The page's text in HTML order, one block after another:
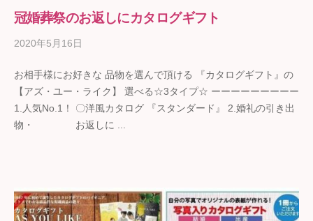
冠婚葬祭のお返しにカタログギフト
2020年5月16日
ギ
フ
ト
の
お相手様にお好きな 品物を選んで頂ける 『カタログギフト』の
【アズ・ユー・ライク】 選べる☆3タイプ☆ ーーーーーーーーー
1.人気No.1！ 〇洋風カタログ 『スタンダード』 2.婚礼の引き出
物・ お返しに ...